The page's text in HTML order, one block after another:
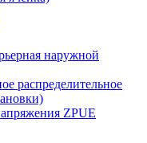
наружной
распределительное
ZPUE